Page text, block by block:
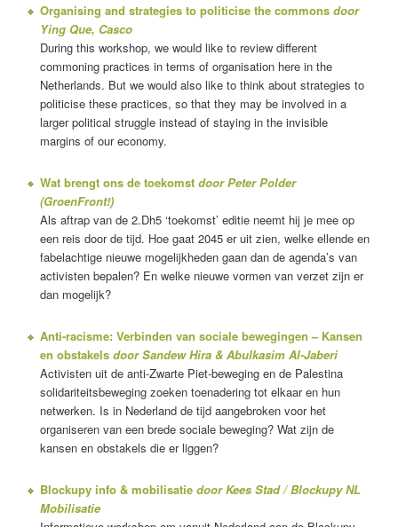
Organising and strategies to politicise the commons door
Ying Que, Casco
During this workshop, we would like to review different
commoning practices in terms of organisation here in the
Netherlands. But we would also like to think about strategies to
politicise these practices, so that they may be involved in a
larger political struggle instead of staying in the invisible
margins of our economy.
Wat brengt ons de toekomst door Peter Polder
(GroenFront!)
Als aftrap van de 2.Dh5 ‘toekomst’ editie neemt hij je mee op
een reis door de tijd. Hoe gaat 2045 er uit zien, welke ellende en
fabelachtige nieuwe mogelijkheden gaan dan de agenda’s van
activisten bepalen? En welke nieuwe vormen van verzet zijn er
dan mogelijk?
Anti-racisme: Verbinden van sociale bewegingen – Kansen
en obstakels door Sandew Hira & Abulkasim Al-Jaberi
Activisten uit de anti-Zwarte Piet-beweging en de Palestina
solidariteitsbeweging zoeken toenadering tot elkaar en hun
netwerken. Is in Nederland de tijd aangebroken voor het
organiseren van een brede sociale beweging? Wat zijn de
kansen en obstakels die er liggen?
Blockupy info & mobilisatie door Kees Stad / Blockupy NL
Mobilisatie